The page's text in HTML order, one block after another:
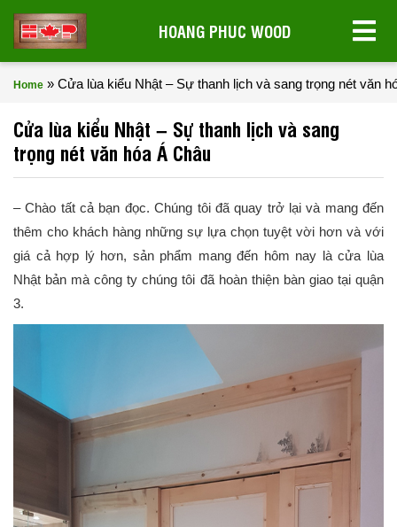
HOANG PHUC WOOD
Home » Cửa lùa kiểu Nhật – Sự thanh lịch và sang trọng nét văn
Cửa lùa kiểu Nhật – Sự thanh lịch và sang
trọng nét văn hóa Á Châu
– Chào tất cả bạn đọc. Chúng tôi đã quay trở lại và mang đến
thêm cho khách hàng những sự lựa chọn tuyệt vời hơn và với
giá cả hợp lý hơn, sản phẩm mang đến hôm nay là cửa lùa
Nhật bản mà công ty chúng tôi đã hoàn thiện bàn giao tại quận
3.